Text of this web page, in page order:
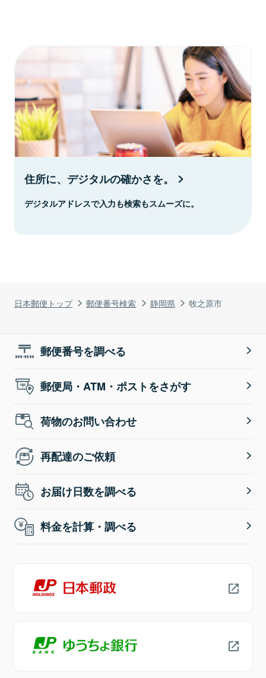
日本郵便トップ 郵便番号検索 静岡県 牧之原市
住所に、デジタルの確かさを。
デジタルアドレスで入力も検索もスムーズに。
郵便番号を調べる
郵便局・ATM・ポストをさがす
荷物のお問い合わせ
再配達のご依頼
お届け日数を調べる
料金を計算・調べる